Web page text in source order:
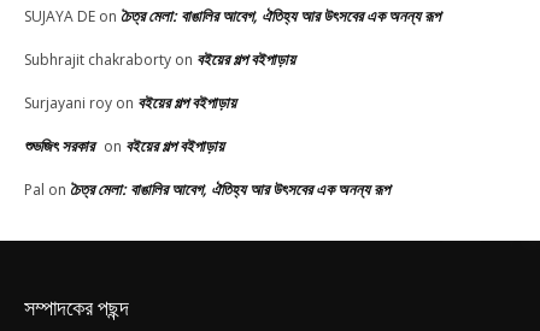
SUJAYA DE on চৈত্র মেলা: বাঙালির আবেগ, ঐতিহ্য আর উৎসবের এক অনন্য রূপ
Subhrajit chakraborty on বইয়ের গল্প বইপাড়ায়
Surjayani roy on বইয়ের গল্প বইপাড়ায়
শুভজিৎ সরকার on বইয়ের গল্প বইপাড়ায়
Pal on চৈত্র মেলা: বাঙালির আবেগ, ঐতিহ্য আর উৎসবের এক অনন্য রূপ
সম্পাদকের পছন্দ